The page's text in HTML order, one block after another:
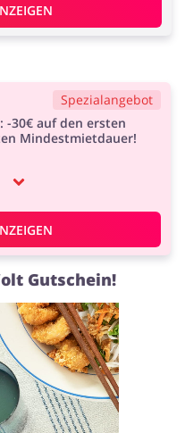
Reisen
Tierbedarf
Spezialangebot
-30€ auf den ersten
Mindestmietdauer!
Gutschein!